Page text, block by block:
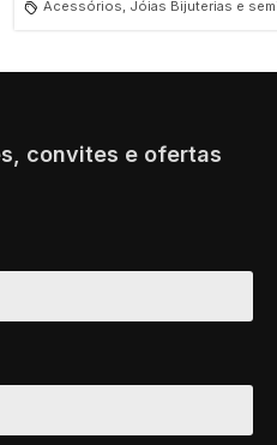
Acessórios, Jóias Bijuterias e
convites e ofertas